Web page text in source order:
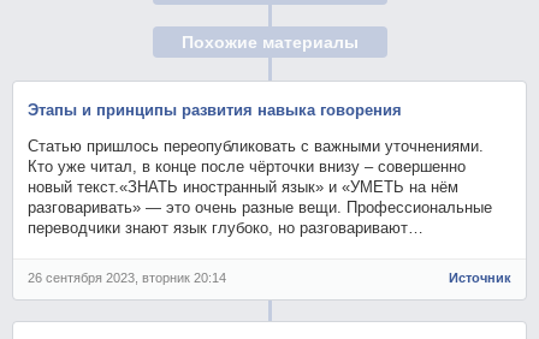
Похожие материалы
Этапы и принципы развития навыка говорения
Статью пришлось переопубликовать с важными уточнениями.
Кто уже читал, в конце после чёрточки внизу – совершенно
новый текст.«ЗНАТЬ иностранный язык» и «УМЕТЬ на нём
разговаривать» — это очень разные вещи. Профессиональные
переводчики знают язык глубоко, но разговаривают…
26 сентября 2023, вторник 20:14 Источник